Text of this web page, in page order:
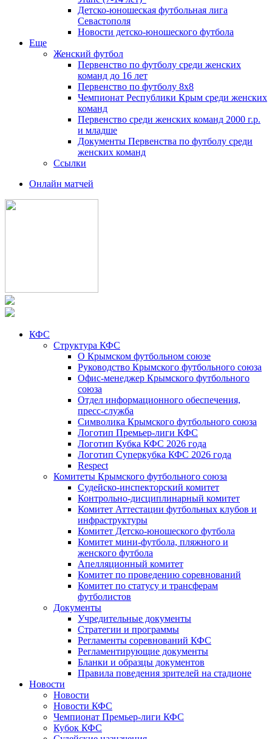
Детско-юношеская футбольная лига
Севастополя
Новости детско-юношеского футбола
Еще
Женский футбол
Первенство по футболу среди женских
команд до 16 лет
Первенство по футболу 8х8
Чемпионат Республики Крым среди женских
команд
Первенство среди женских команд 2000 г.р.
и младше
Документы Первенства по футболу среди
женских команд
Ссылки
Онлайн матчей
КФС
Структура КФС
О Крымском футбольном союзе
Руководство Крымского футбольного союза
Офис-менеджер Крымского футбольного
союза
Отдел информационного обеспечения,
пресс-служба
Символика Крымского футбольного союза
Логотип Премьер-лиги КФС
Логотип Кубка КФС 2026 года
Логотип Суперкубка КФС 2026 года
Respect
Комитеты Крымского футбольного союза
Судейско-инспекторский комитет
Контрольно-дисциплинарный комитет
Комитет Аттестации футбольных клубов и
инфраструктуры
Комитет Детско-юношеского футбола
Комитет мини-футбола, пляжного и
женского футбола
Апелляционный комитет
Комитет по проведению соревнований
Комитет по статусу и трансферам
футболистов
Документы
Учредительные документы
Стратегии и программы
Регламенты соревнований КФС
Регламентирующие документы
Бланки и образцы документов
Правила поведения зрителей на стадионе
Новости
Новости
Новости КФС
Чемпионат Премьер-лиги КФС
Кубок КФС